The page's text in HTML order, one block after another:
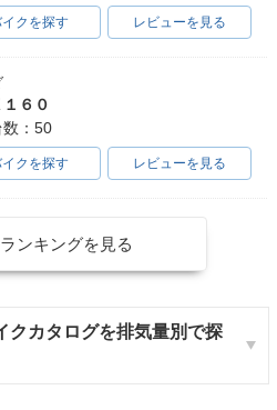
クを探す レビューを見る
１６０
：50
クを探す レビューを見る
ンキングを見る
クカタログを排気量別で探